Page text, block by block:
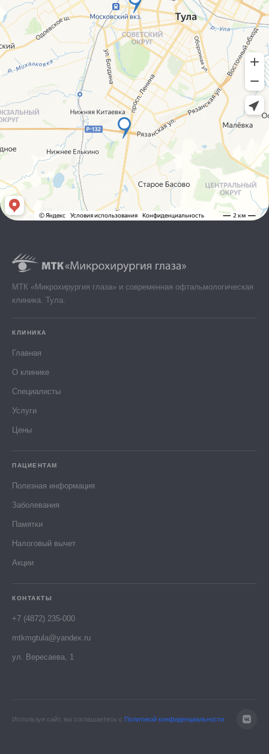
МТК «Микрохирургия глаза» и современная офтальмологическая
клиника. Тула.
КЛИНИКА
Главная
О клинике
Специалисты
Услуги
Цены
ПАЦИЕНТАМ
Полезная информация
Заболевания
Памятки
Налоговый вычет
Акции
КОНТАКТЫ
+7 (4872) 235-000
mtkmgtula@yandex.ru
ул. Вересаева, 1
Используя сайт, вы соглашаетесь с Политикой конфиденциальности